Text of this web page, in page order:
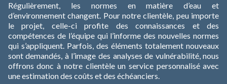
Régulièrement, les normes en matière d’eau et
d’environnement changent. Pour notre clientèle, peu importe
le projet, celle-ci profite des connaissances et des
compétences de l’équipe qui l’informe des nouvelles normes
qui s’appliquent. Parfois, des éléments totalement nouveaux
sont demandés, à l’image des analyses de vulnérabilité, nous
offrons donc à notre clientèle un service personnalisé avec
une estimation des coûts et des échéanciers.